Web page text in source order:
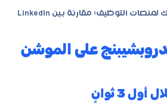
الموشن جرافيك لمنصات التوظيف: مقارنة بين LinkedIn
على الموشن